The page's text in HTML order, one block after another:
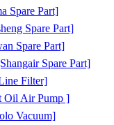
Part]
Spare Part]
Spare Part]
Spare Part]
Filter]
Air Pump ]
Vacuum]